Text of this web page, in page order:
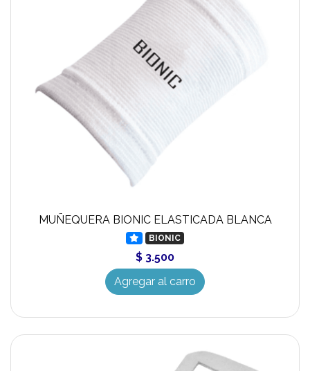
MUÑEQUERA BIONIC ELASTICADA BLANCA
BIONIC
$ 3.500
Agregar al carro